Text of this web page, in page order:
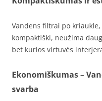
Vandens filtrai po
kompaktiški, neužima
bet kurios virtuvės
Ekonomiškumas –
svarba